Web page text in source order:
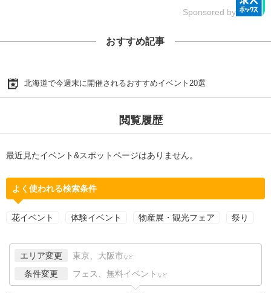
Sponsored by
おすすめ記事
北海道で今週末に開催されるおすすめイベント20選
閲覧履歴
最近見たイベント&スポットページはありません。
よく使われる検索条件
花イベント 体験イベント 物産展・観光フェア 祭り
エリア変更 東京、大阪市 など
条件変更 フェス、無料イベント など